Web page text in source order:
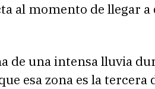
al momento de llegar a
de una intensa lluvia
esa zona es la tercera